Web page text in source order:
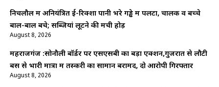
निचलौल में अनियंत्रित ई-रिक्शा पानी भरे गड्ढे में पलटा, चालक व बच्चे
बाल-बाल बचे; सब्जियां लूटने की मची होड़
August 8, 2026
महराजगंज :सोनौली बॉर्डर पर एसएसबी का बड़ा एक्शन,गुजरात से लौटी
बस से भारी मात्रा में तस्करी का सामान बरामद, दो आरोपी गिरफ्तार
August 8, 2026